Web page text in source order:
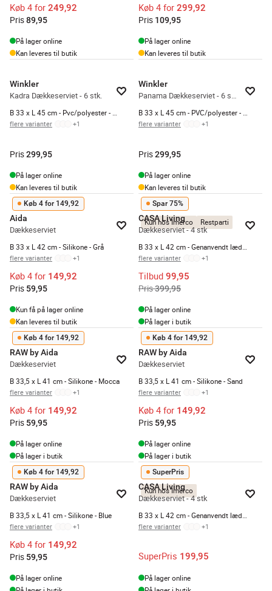
Køb 4 for 249,92
Pris89,95
På lager online
Kan leveres til butik
Køb 4 for 299,92
Pris 109,95
På lager online
Kan leveres til butik
Winkler
Kadra Dækkeserviet - 6 stk.
flere varianter +1
Pris299,95
På lager online
Kan leveres til butik
Winkler
Panama Dækkeserviet - 6 stk.
flere varianter +1
Pris299,95
På lager online
Kan leveres til butik
Køb 4 for 149,92
Aida
Dækkeserviet
B 33 x L 42 cm - Silikone - Grå
flere varianter +1
Køb 4 for 149,92
Pris 59,95
Kun få på lager online
Kan leveres til butik
Kun hos Imerco Restparti
Spar 75%
CASA Living
Dækkeserviet - 4 stk
flere varianter +1
Tilbud 99,95
Pris399,95
På lager online
På lager i butik
Køb 4 for 149,92
RAW by Aida
Dækkeserviet
B 33,5 x L 41 cm - Silikone - Mocca
flere varianter +1
Køb 4 for 149,92
Pris 59,95
På lager online
På lager i butik
Køb 4 for 149,92
RAW by Aida
Dækkeserviet
B 33,5 x L 41 cm - Silikone - Sand
flere varianter +1
Køb 4 for 149,92
Pris 59,95
På lager online
På lager i butik
Køb 4 for 149,92
RAW by Aida
Dækkeserviet
B 33,5 x L 41 cm - Silikone - Blue
flere varianter +1
Køb 4 for 149,92
Pris 59,95
På lager online
Kun hos Imerco
SuperPris
CASA Living
Dækkeserviet - 4 stk
flere varianter +1
SuperPris 199,95
På lager online